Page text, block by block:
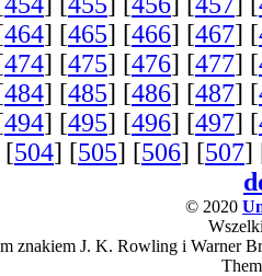
464] [465] [466] [467] [
474] [475] [476] [477] [
484] [485] [486] [487] [
494] [495] [496] [497] [
[504] [505] [506] [507]
© 2020
znakiem J. K. Rowling i Warner